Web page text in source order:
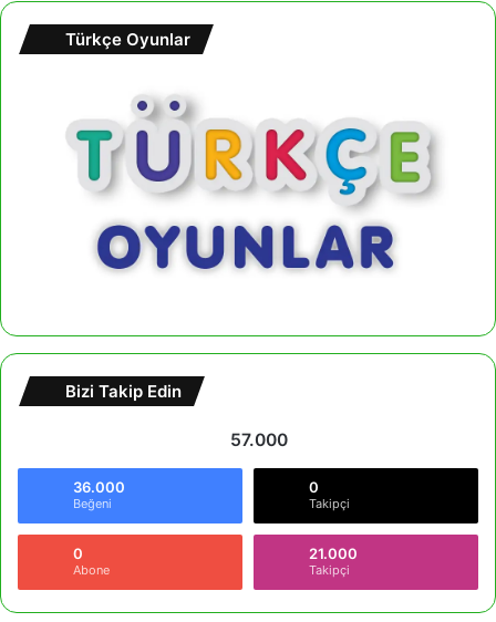
Türkçe Oyunlar
Bizi Takip Edin
57.000
36.000
Beğeni
0
Takipçi
0
Abone
21.000
Takipçi